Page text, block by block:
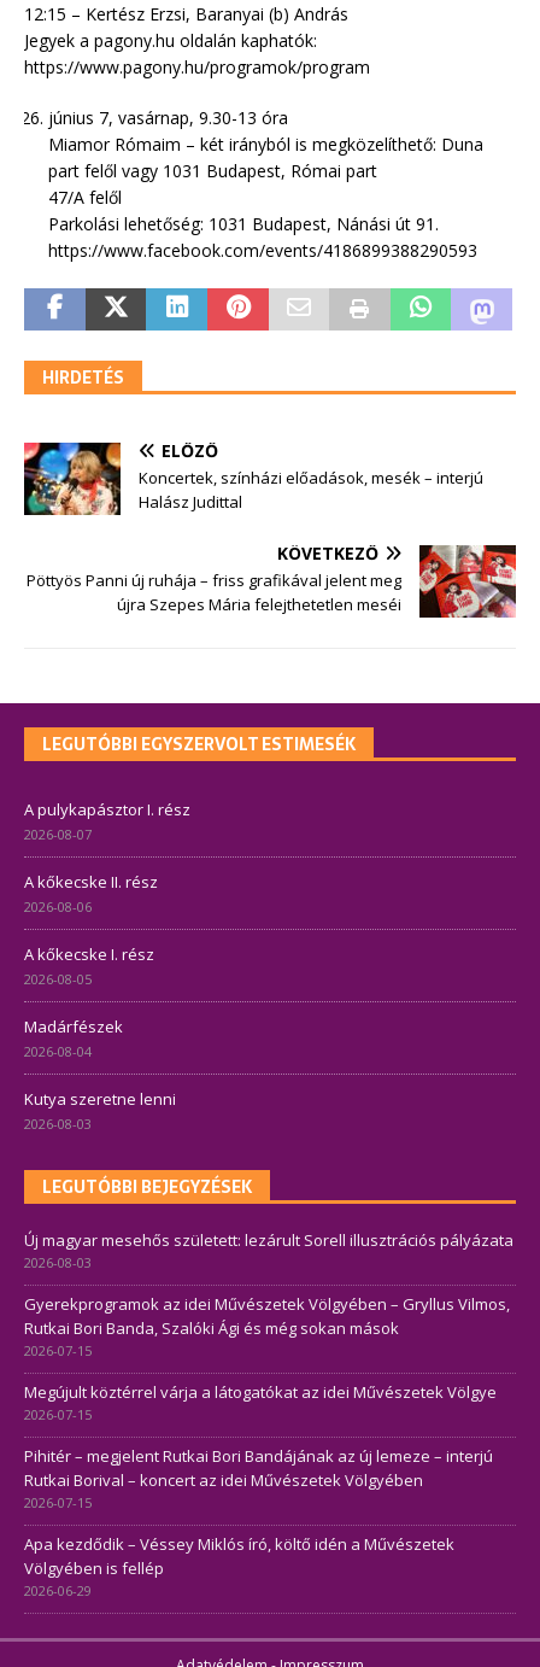
12:15 – Kertész Erzsi, Baranyai (b) András
Jegyek a pagony.hu oldalán kaphatók:
https://www.pagony.hu/programok/program
június 7, vasárnap, 9.30-13 óra
Miamor Rómaim – két irányból is megközelíthető: Duna
part felől vagy 1031 Budapest, Római part
47/A felől
Parkolási lehetőség: 1031 Budapest, Nánási út 91.
https://www.facebook.com/events/4186899388290593
HIRDETÉS
ELŐZŐ
Koncertek, színházi előadások, mesék – interjú
Halász Judittal
KÖVETKEZŐ
Pöttyös Panni új ruhája – friss grafikával jelent meg
újra Szepes Mária felejthetetlen meséi
LEGUTÓBBI EGYSZERVOLT ESTIMESÉK
A pulykapásztor I. rész
2026-08-07
A kőkecske II. rész
2026-08-06
A kőkecske I. rész
2026-08-05
Madárfészek
2026-08-04
Kutya szeretne lenni
2026-08-03
LEGUTÓBBI BEJEGYZÉSEK
Új magyar mesehős született: lezárult Sorell illusztrációs pályázata
2026-08-03
Gyerekprogramok az idei Művészetek Völgyében – Gryllus Vilmos,
Rutkai Bori Banda, Szalóki Ági és még sokan mások
2026-07-15
Megújult köztérrel várja a látogatókat az idei Művészetek Völgye
2026-07-15
Pihitér – megjelent Rutkai Bori Bandájának az új lemeze – interjú
Rutkai Borival – koncert az idei Művészetek Völgyében
2026-07-15
Apa kezdődik – Véssey Miklós író, költő idén a Művészetek
Völgyében is fellép
2026-06-29